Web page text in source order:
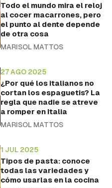
Todo el mundo mira el reloj
al cocer macarrones, pero
el punto al dente depende
de otra cosa
MARISOL MATTOS
27 AGO 2025
¿Por qué los italianos no
cortan los espaguetis? La
regla que nadie se atreve
a romper en Italia
MARISOL MATTOS
1 JUL 2025
Tipos de pasta: conoce
todas las variedades y
cómo usarlas en la cocina